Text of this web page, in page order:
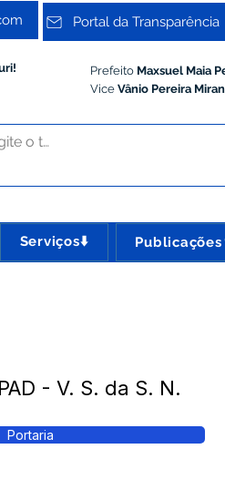
Portal da Transparência
Prefeito Maxsuel Maia
Vice Vânio Pereira
Serviços⬇️
- V. S. da S. N.
Portaria